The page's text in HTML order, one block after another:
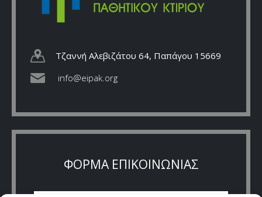
Τζαννή Αλεβιζάτου 64, Παπάγου 15669
info@eipak.org
ΦΟΡΜΑ ΕΠΙΚΟΙΝΩΝΙΑΣ